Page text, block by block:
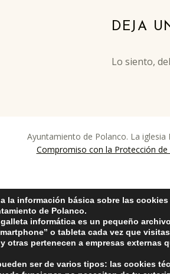
DEJA
Lo siento,
de
Ayuntamiento de Polanco. La iglesia
Compromiso con la Protección
la información básica sobre las
de Polanco.
informática es un pequeño
o tableta cada vez que
otras pertenecen a empresas externas
ser de varios tipos: las cookies